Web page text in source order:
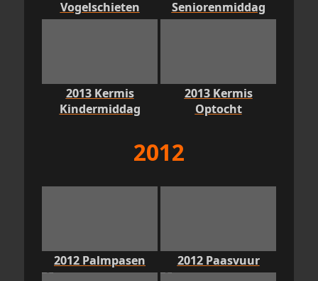
Vogelschieten Seniorenmiddag
2013 Kermis
Kindermiddag
2013 Kermis
Optocht
2012
2012 Palmpasen 2012 Paasvuur